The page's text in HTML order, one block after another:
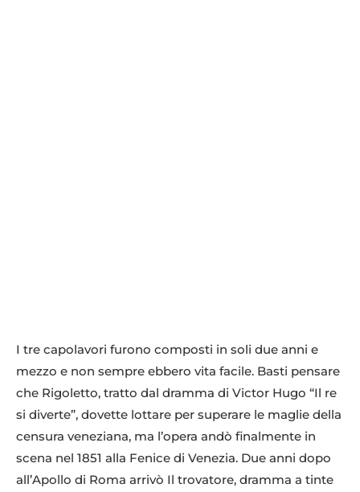
I tre capolavori furono composti in soli due anni e
mezzo e non sempre ebbero vita facile. Basti pensare
che Rigoletto, tratto dal dramma di Victor Hugo “Il re
si diverte”, dovette lottare per superare le maglie della
censura veneziana, ma l’opera andò finalmente in
scena nel 1851 alla Fenice di Venezia. Due anni dopo
all’Apollo di Roma arrivò Il trovatore, dramma a tinte